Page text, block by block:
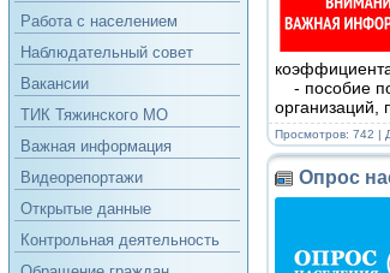
Работа с населением
Наблюдательный совет
Вакансии
ТИК Тяжинского МО
Важная информация
Видеорепортажи
Открытые данные
Контрольная деятельность
- пособие
организаций,
Просмотров: 742 |
Опрос